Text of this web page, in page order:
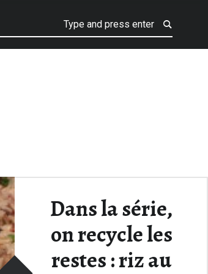
Dans la série,
on recycle les
restes : riz au